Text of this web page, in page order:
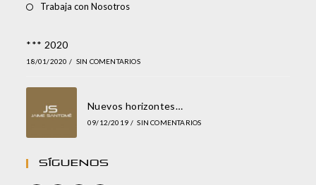
Trabaja con Nosotros
*** 2020
18/01/2020 / SIN COMENTARIOS
Nuevos horizontes…
09/12/2019 / SIN COMENTARIOS
Síguenos